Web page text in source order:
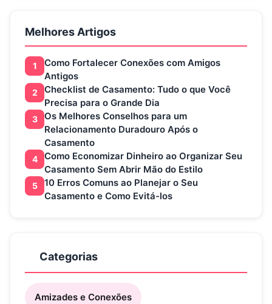
Melhores Artigos
1
Como Fortalecer Conexões com Amigos
Antigos
2
Checklist de Casamento: Tudo o que Você
Precisa para o Grande Dia
3
Os Melhores Conselhos para um
Relacionamento Duradouro Após o
Casamento
4
Como Economizar Dinheiro ao Organizar Seu
Casamento Sem Abrir Mão do Estilo
5
10 Erros Comuns ao Planejar o Seu
Casamento e Como Evitá-los
Categorias
Amizades e Conexões